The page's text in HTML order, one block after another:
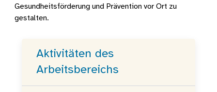
Gesundheitsförderung und Prävention vor Ort zu
gestalten.
Aktivitäten des
Arbeitsbereichs